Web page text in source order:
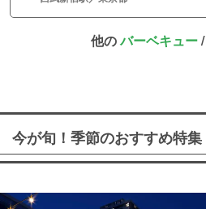
他のバーベキュー/
今が旬！季節のおすすめ特集